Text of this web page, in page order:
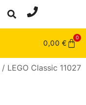
0,00 €
0
/ LEGO Classic 11027